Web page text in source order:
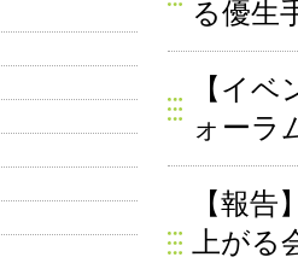
る優生
【イ
ォーラ
【報
上が